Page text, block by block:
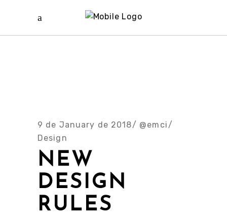
9 de January de 2018
@emci
Design
NEW
DESIGN
RULES